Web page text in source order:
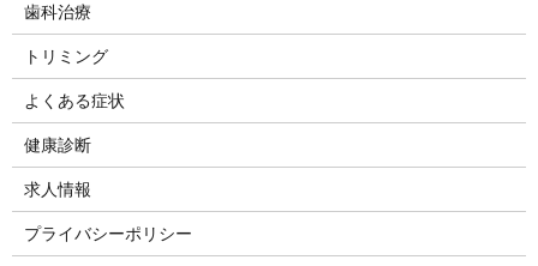
歯科治療
トリミング
よくある症状
健康診断
求人情報
プライバシーポリシー